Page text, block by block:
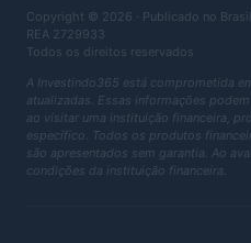
Copyright © 2026 · Publicado no
REA 2729933
Todos os direitos reservados
A Investindo365 está comprometida
atualizadas. Essas informações
ao visitar uma instituição financeira,
específico. Todos os produtos
são apresentados sem garantia. Ao
condições da instituição financeira.